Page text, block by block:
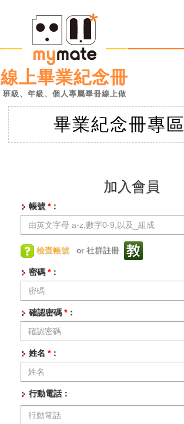
線上畢業紀念冊
班級、年級、個人專屬畢冊線上做
畢業紀念冊專
加入會員
帳號 *：
檢查帳號 or 社群註冊
密碼*：
確認密碼*：
姓名 *：
行動電話：